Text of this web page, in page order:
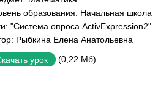
образования: Начальная школа
"Система опроса ActivExpression2"
Рыбкина Елена Анатольевна
урок (0,22 Мб)